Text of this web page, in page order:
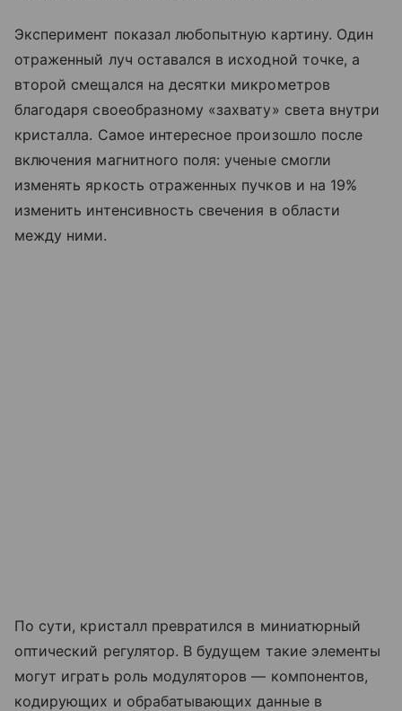
Эксперимент показал любопытную картину. Один
отраженный луч оставался в исходной точке, а
второй смещался на десятки микрометров
благодаря своеобразному «захвату» света внутри
кристалла. Самое интересное произошло после
включения магнитного поля: ученые смогли
изменять яркость отраженных пучков и на 19%
изменить интенсивность свечения в области
между ними.
По сути, кристалл превратился в миниатюрный
оптический регулятор. В будущем такие элементы
могут играть роль модуляторов — компонентов,
кодирующих и обрабатывающих данные в